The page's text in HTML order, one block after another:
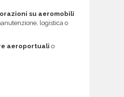
su aeromobili
logistica o
aeroportuali o